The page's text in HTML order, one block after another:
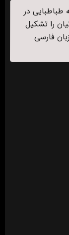
طباطبایی در
را تشکیل
فارسی